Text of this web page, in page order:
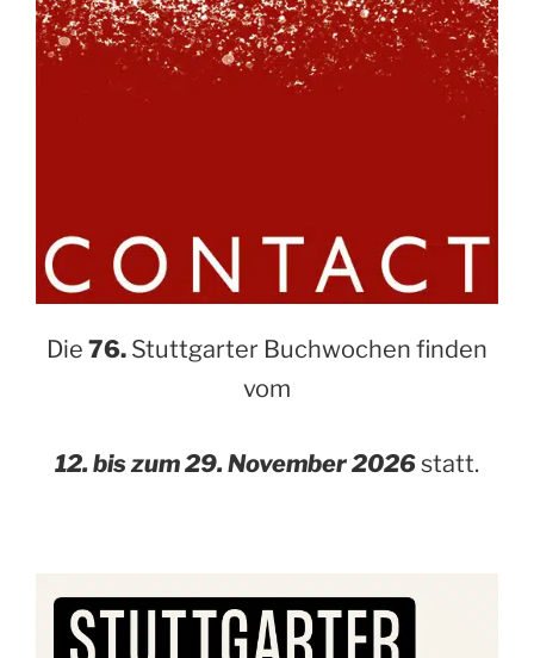
Die 76. Stuttgarter Buchwochen finden
vom
12. bis zum 29. November 2026statt.